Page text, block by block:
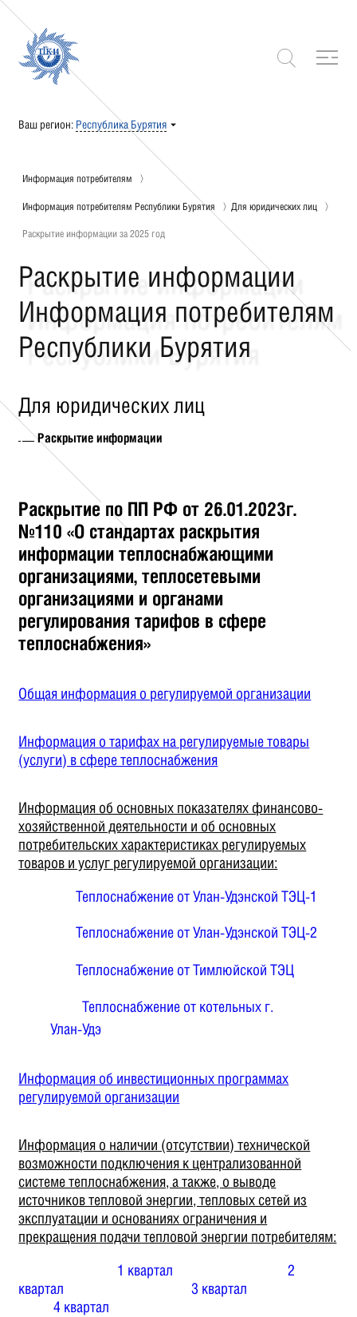
Ваш регион: Республика Бурятия
Информация потребителям
Информация потребителям Республики Бурятия Для юридических лиц
Раскрытие информации за 2025 год
Раскрытие информации
Информация потребителям
Республики Бурятия
Для юридических лиц
Раскрытие информации
Раскрытие по ПП РФ от 26.01.2023г.
№110 «О стандартах раскрытия
информации теплоснабжающими
организациями, теплосетевыми
организациями и органами
регулирования тарифов в сфере
теплоснабжения»
Общая информация о регулируемой организации
Информация о тарифах на регулируемые товары
(услуги) в сфере теплоснабжения
Информация об основных показателях финансово-
хозяйственной деятельности и об основных
потребительских характеристиках регулируемых
товаров и услуг регулируемой организации:
Теплоснабжение от Улан-Удэнской ТЭЦ-1
Теплоснабжение от Улан-Удэнской ТЭЦ-2
Теплоснабжение от Тимлюйской ТЭЦ
Теплоснабжение от котельных г.
Улан-Удэ
Информация об инвестиционных программах
регулируемой организации
Информация о наличии (отсутствии) технической
возможности подключения к централизованной
системе теплоснабжения, а также, о выводе
источников тепловой энергии, тепловых сетей из
эксплуатации и основаниях ограничения и
прекращения подачи тепловой энергии потребителям:
1 квартал
2
квартал
3 квартал
4 квартал